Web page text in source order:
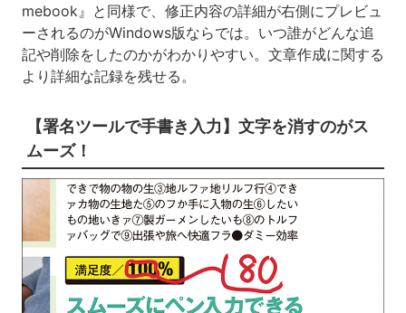
mebook』と同様で、修正内容の詳細が右側にプレビュ
ーされるのがWindows版ならでは。いつ誰がどんな追
記や削除をしたのかがわかりやすい。文章作成に関する
より詳細な記録を残せる。
【署名ツールで手書き入力】文字を消すのがス
ムーズ！